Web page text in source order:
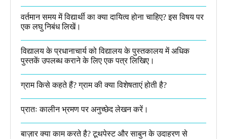
वर्तमान समय में विद्यार्थी का क्या दायित्व होना चाहिए? इस विषय पर
एक लघु निबंध लिखें।
विद्यालय के प्रधानाचार्य को विद्यालय के पुस्तकालय में अधिक
पुस्तकें उपलब्ध कराने के लिए एक पत्र लिखिए।
ग्राम किसे कहते हैं? ग्राम की क्या विशेषताएं होती है?​
प्रातः कालीन भ्रमण पर अनुच्छेद लेखन करें।
बाज़ार क्या काम करते है? टूथपेस्ट और साबुन के उदाहरण से